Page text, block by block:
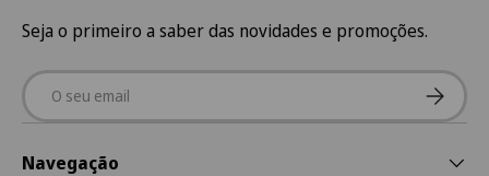
Seja o primeiro a saber das novidades e promoções.
Email
Navegação